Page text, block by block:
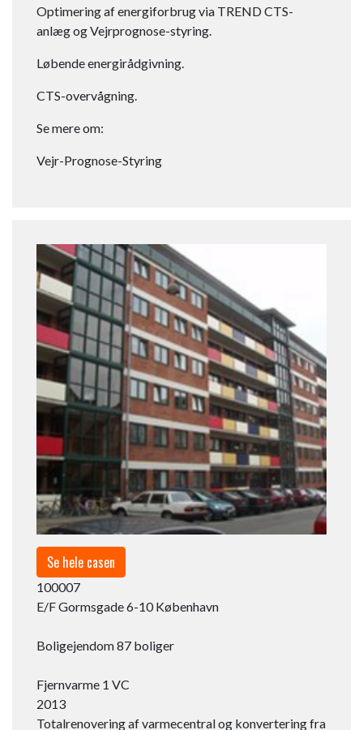
Optimering af energiforbrug via TREND CTS-
anlæg og Vejrprognose-styring.
Løbende energirådgivning.​
CTS-overvågning.
Se mere om:
Vejr-Prognose-Styring​
Se hele casen
100007​
E/F Gormsgade 6-10 København
Boligejendom 87 boliger
Fjernvarme 1 VC​
2013​
Totalrenovering af varmecentral og konvertering fra